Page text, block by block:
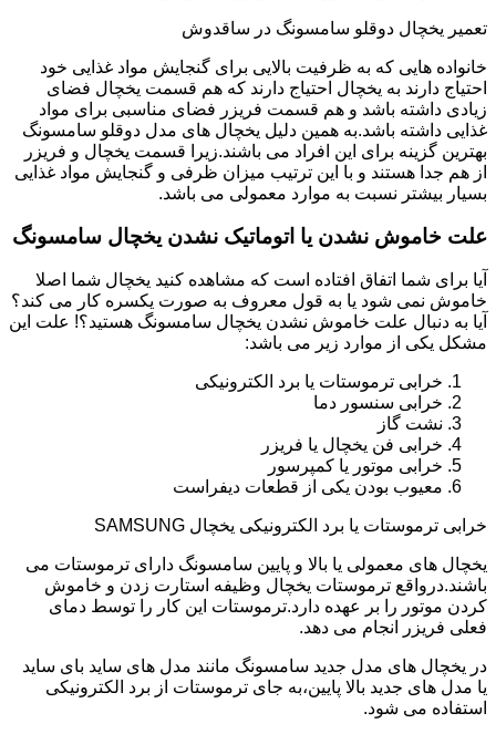
تعمیر یخچال دوقلو سامسونگ در ساقدوش
خانواده هایی که به ظرفیت بالایی برای گنجایش مواد غذایی خود
احتیاج دارند به یخچال احتیاج دارند که هم قسمت یخچال فضای
زیادی داشته باشد و هم قسمت فریزر فضای مناسبی برای مواد
غذایی داشته باشد.به همین دلیل یخچال های مدل دوقلو سامسونگ
بهترین گزینه برای این افراد می باشند.زیرا قسمت یخچال و فریزر
از هم جدا هستند و با این ترتیب میزان ظرفی و گنجایش مواد غذایی
بسیار بیشتر نسبت به موارد معمولی می باشد.
علت خاموش نشدن یا اتوماتیک نشدن یخچال سامسونگ
آیا برای شما اتفاق افتاده است که مشاهده کنید یخچال شما اصلا
خاموش نمی شود یا به قول معروف به صورت یکسره کار می کند؟
آیا به دنبال علت خاموش نشدن یخچال سامسونگ هستید؟! علت این
مشکل یکی از موارد زیر می باشد:
خرابی ترموستات یا برد الکترونیکی
خرابی سنسور دما
نشت گاز
خرابی فن یخچال یا فریزر
خرابی موتور یا کمپرسور
معیوب بودن یکی از قطعات دیفراست
خرابی ترموستات یا برد الکترونیکی یخچال SAMSUNG
یخچال های معمولی یا بالا و پایین سامسونگ دارای ترموستات می
باشند.درواقع ترموستات یخچال وظیفه استارت زدن و خاموش
کردن موتور را بر عهده دارد.ترموستات این کار را توسط دمای
فعلی فریزر انجام می دهد.
در یخچال های مدل جدید سامسونگ مانند مدل های ساید بای ساید
یا مدل های جدید بالا پایین،به جای ترموستات از برد الکترونیکی
استفاده می شود.